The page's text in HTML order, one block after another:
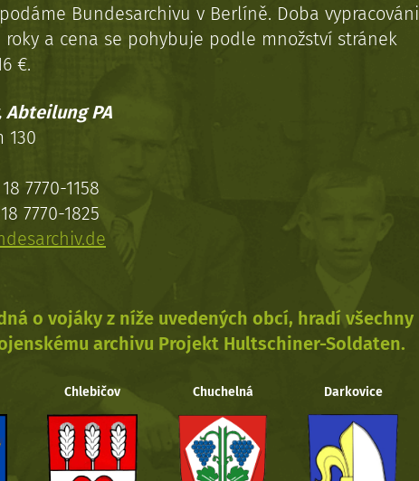
Bundesarchivu v Berlíně. Doba vypracováni
a cena se pohybuje podle množství stránek
€.
Abteilung PA
130
7770-1158
7770-1825
o vojáky z níže uvedených obcí, hradí všechny
archivu Projekt Hultschiner-Soldaten.
Chlebičov Chuchelná Darkovice